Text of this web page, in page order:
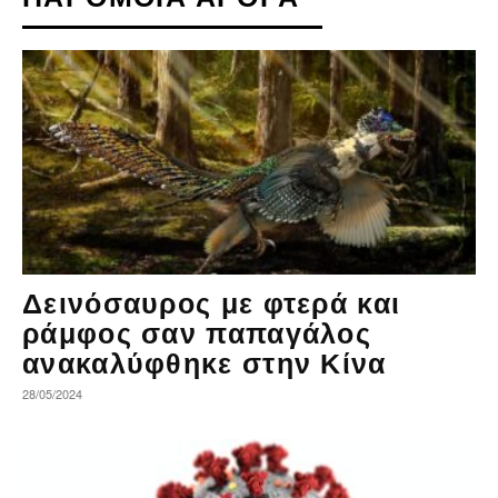
Δεινόσαυρος με φτερά και
ράμφος σαν παπαγάλος
ανακαλύφθηκε στην Κίνα
28/05/2024